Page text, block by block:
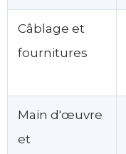
Câblage et
fournitures
Main d'œuvre
et